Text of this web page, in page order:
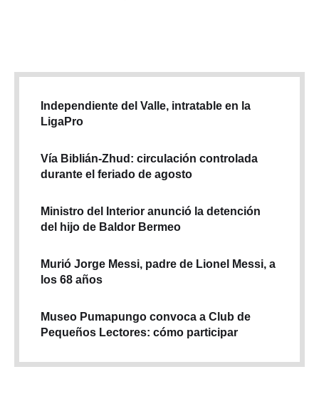
Independiente del Valle, intratable en la
LigaPro
Vía Biblián-Zhud: circulación controlada
durante el feriado de agosto
Ministro del Interior anunció la detención
del hijo de Baldor Bermeo
Murió Jorge Messi, padre de Lionel Messi, a
los 68 años
Museo Pumapungo convoca a Club de
Pequeños Lectores: cómo participar